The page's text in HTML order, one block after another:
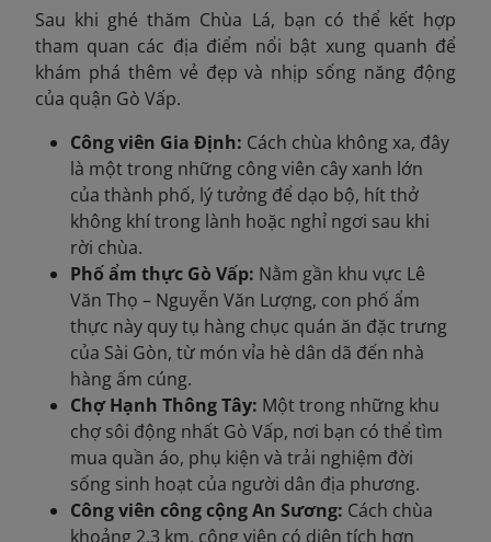
Sau khi ghé thăm Chùa Lá, bạn có thể kết hợp
tham quan các địa điểm nổi bật xung quanh để
khám phá thêm vẻ đẹp và nhịp sống năng động
của quận Gò Vấp.
Công viên Gia Định: Cách chùa không xa, đây
là một trong những công viên cây xanh lớn
của thành phố, lý tưởng để dạo bộ, hít thở
không khí trong lành hoặc nghỉ ngơi sau khi
rời chùa.
Phố ẩm thực Gò Vấp: Nằm gần khu vực Lê
Văn Thọ – Nguyễn Văn Lượng, con phố ẩm
thực này quy tụ hàng chục quán ăn đặc trưng
của Sài Gòn, từ món vỉa hè dân dã đến nhà
hàng ấm cúng.
Chợ Hạnh Thông Tây: Một trong những khu
chợ sôi động nhất Gò Vấp, nơi bạn có thể tìm
mua quần áo, phụ kiện và trải nghiệm đời
sống sinh hoạt của người dân địa phương.
Công viên công cộng An Sương: Cách chùa
khoảng 2,3 km, công viên có diện tích hơn